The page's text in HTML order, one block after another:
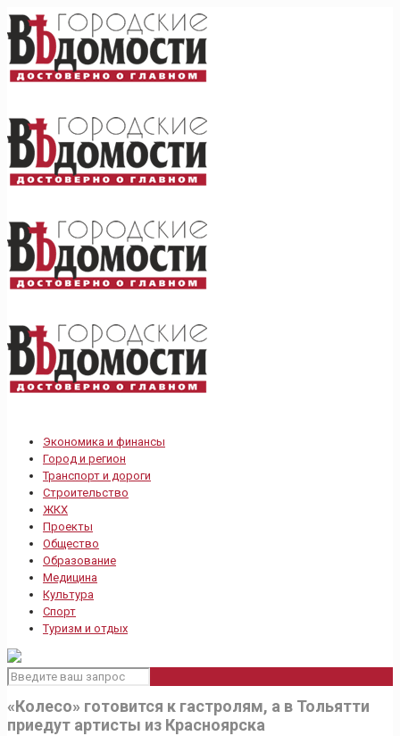
Экономика и финансы
Город и регион
Транспорт и дороги
Строительство
ЖКХ
Проекты
Общество
Образование
Медицина
Культура
Спорт
Туризм и отдых
«Колесо» готовится к гастролям, а в Тольятти
приедут артисты из Красноярска